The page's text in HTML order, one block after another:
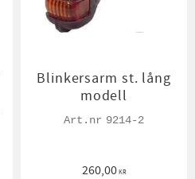
Blinkersarm st. lång
modell
9214-2
260,00KR